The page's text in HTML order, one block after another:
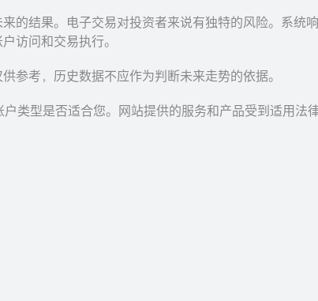
的结果。电子交易对投资者来说有独特的风险。系统
访问和交易执行。
参考，历史数据不应作为判断未来走势的依据。
类型是否适合您。网站提供的服务和产品受到适用法